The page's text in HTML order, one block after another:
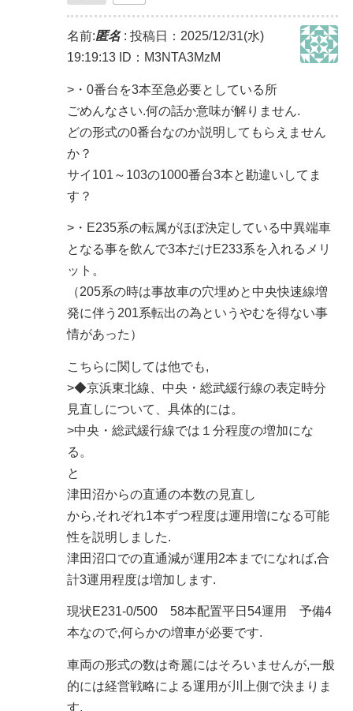
名前:匿名: 投稿日：2025/12/31(水)
19:19:13 ID：M3NTA3MzM
>・0番台を3本至急必要としている所
ごめんなさい.何の話か意味が解りません.
どの形式の0番台なのか説明してもらえません
か？
サイ101～103の1000番台3本と勘違いしてま
す？
>・E235系の転属がほぼ決定している中異端車
となる事を飲んで3本だけE233系を入れるメリ
ット。
（205系の時は事故車の穴埋めと中央快速線増
発に伴う201系転出の為というやむを得ない事
情があった）
こちらに関しては他でも,
>◆京浜東北線、中央・総武緩行線の表定時分
見直しについて、具体的には。
>中央・総武緩行線では１分程度の増加にな
る。
と
津田沼からの直通の本数の見直し
から,それぞれ1本ずつ程度は運用増になる可能
性を説明しました.
津田沼口での直通減が運用2本までになれば,合
計3運用程度は増加します.
現状E231-0/500 58本配置平日54運用 予備4
本なので,何らかの増車が必要です.
車両の形式の数は奇麗にはそろいませんが,一般
的には経営戦略による運用が川上側で決まりま
す.